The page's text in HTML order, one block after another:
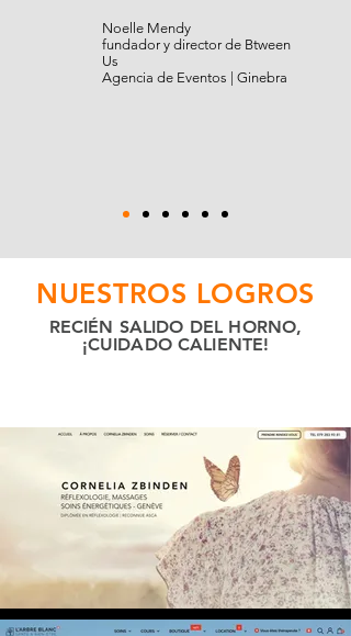
Noelle Mendy
fundador y director de Btween
Us
Agencia de Eventos | Ginebra
NUESTROS LOGROS
RECIÉN SALIDO DEL HORNO,
¡CUIDADO CALIENTE!